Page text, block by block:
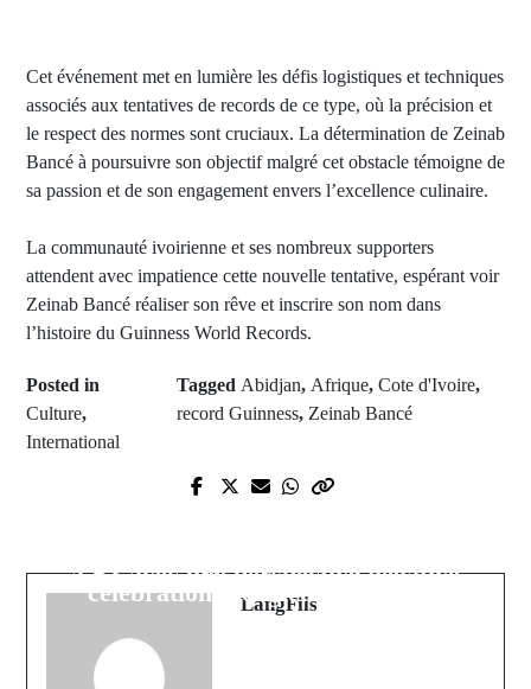
Cet événement met en lumière les défis logistiques et techniques
associés aux tentatives de records de ce type, où la précision et
le respect des normes sont cruciaux. La détermination de Zeinab
Bancé à poursuivre son objectif malgré cet obstacle témoigne de
sa passion et de son engagement envers l’excellence culinaire.
La communauté ivoirienne et ses nombreux supporters
attendent avec impatience cette nouvelle tentative, espérant voir
Zeinab Bancé réaliser son rêve et inscrire son nom dans
l’histoire du Guinness World Records.
Posted in
Culture,
International
Tagged Abidjan, Afrique, Cote d'Ivoire,
record Guinness, Zeinab Bancé
Réunion préparatoire cruciale à
célébrations religieuses réussies
à B3 avec une perspective négative
LangFils